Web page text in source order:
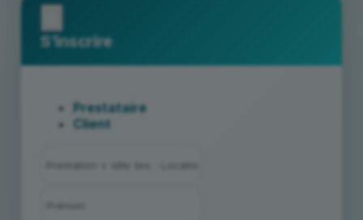
S’inscrire
Prestataire
Client